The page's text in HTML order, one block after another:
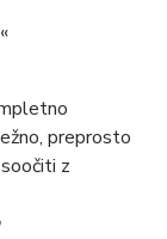
preprosto
z